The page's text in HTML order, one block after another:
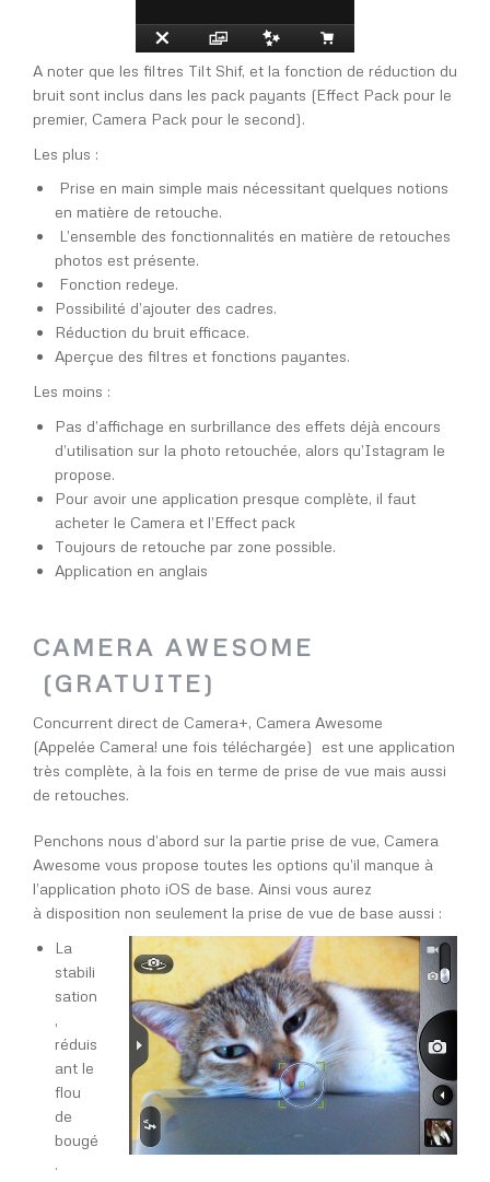
A noter que les filtres Tilt Shif, et la fonction de réduction du
bruit sont inclus dans les pack payants (Effect Pack pour le
premier, Camera Pack pour le second).
Les plus :
Prise en main simple mais nécessitant quelques notions
en matière de retouche.
L’ensemble des fonctionnalités en matière de retouches
photos est présente.
Fonction redeye.
Possibilité d’ajouter des cadres.
Réduction du bruit efficace.
Aperçue des filtres et fonctions payantes.
Les moins :
Pas d’affichage en surbrillance des effets déjà encours
d’utilisation sur la photo retouchée, alors qu’Istagram le
propose.
Pour avoir une application presque complète, il faut
acheter le Camera et l’Effect pack
Toujours de retouche par zone possible.
Application en anglais
CAMERA AWESOME
(GRATUITE)
Concurrent direct de Camera+, Camera Awesome
(Appelée Camera! une fois téléchargée) est une application
très complète, à la fois en terme de prise de vue mais aussi
de retouches.
Penchons nous d’abord sur la partie prise de vue, Camera
Awesome vous propose toutes les options qu’il manque à
l’application photo iOS de base. Ainsi vous aurez
à disposition non seulement la prise de vue de base aussi :
La
stabili
sation
,
réduis
ant le
flou
de
bougé
.